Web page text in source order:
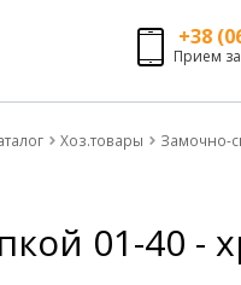
+38
Прием
Хоз.товары Замочно-
01-40 -